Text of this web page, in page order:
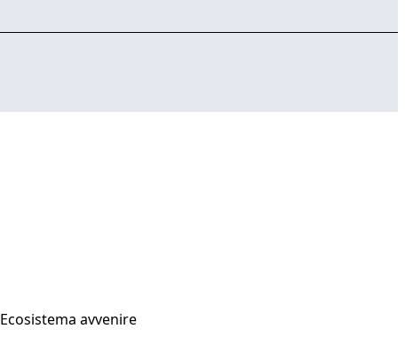
Ecosistema avvenire